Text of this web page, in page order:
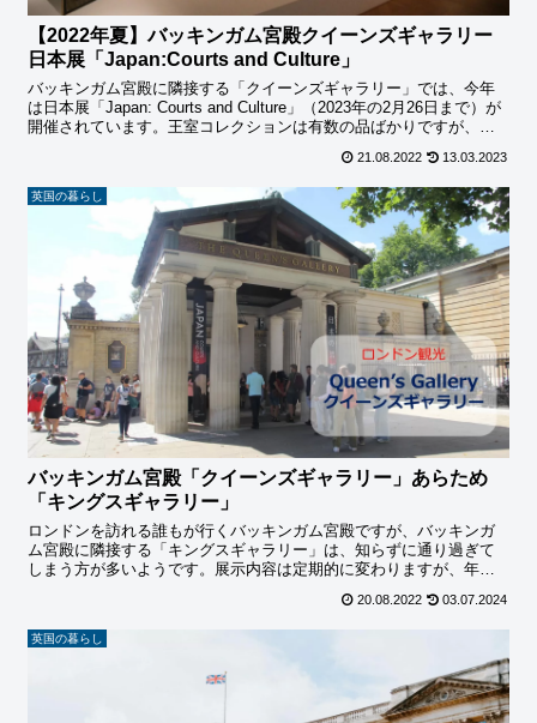
【2022年夏】バッキンガム宮殿クイーンズギャラリー
日本展「Japan:Courts and Culture」
バッキンガム宮殿に隣接する「クイーンズギャラリー」では、今年
は日本展「Japan: Courts and Culture」（2023年の2月26日まで）が
開催されています。王室コレクションは有数の品ばかりですが、初
21.08.2022 13.03.2023
英国の暮らし
バッキンガム宮殿「クイーンズギャラリー」あらため
「キングスギャラリー」
ロンドンを訪れる誰もが行くバッキンガム宮殿ですが、バッキンガ
ム宮殿に隣接する「キングスギャラリー」は、知らずに通り過ぎて
しまう方が多いようです。展示内容は定期的に変わりますが、年間
20.08.2022 03.07.2024
英国の暮らし